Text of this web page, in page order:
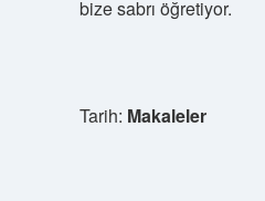
bize sabrı öğretiyor.
Tarih: Makaleler